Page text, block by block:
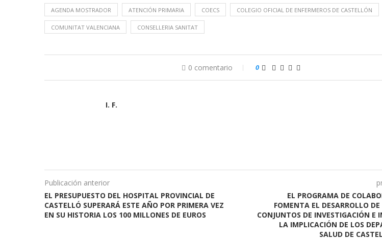
AGENDA MOSTRADOR ATENCIÓN PRIMARIA COECS COLEGIO OFICIAL DE ENFERMEROS DE CASTELLÓN
COMUNITAT VALENCIANA CONSELLERIA SANITAT
0 comentario 0
I. F.
Publicación anterior
EL PRESUPUESTO DEL HOSPITAL PROVINCIAL DE
CASTELLÓ SUPERARÁ ESTE AÑO POR PRIMERA VEZ
EN SU HISTORIA LOS 100 MILLONES DE EUROS
EL PROGRAMA DE
FOMENTA EL DESARROLLO DE
CONJUNTOS DE INVESTIGACIÓN E
LA IMPLICACIÓN DE LOS
SALUD DE